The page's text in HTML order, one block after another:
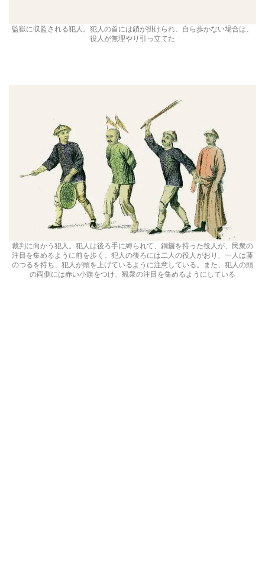
監獄に収監される犯人。犯人の首には鎖が掛けられ、自ら歩かない場合は、
役人が無理やり引っ立てた
裁判に向かう犯人。犯人は後ろ手に縛られて、銅鑼を持った役人が、民衆の
注目を集めるように前を歩く。犯人の後ろには二人の役人がおり、一人は藤
のつるを持ち、犯人が頭を上げているように注意している。また、犯人の頭
の両側には赤い小旗をつけ、観衆の注目を集めるようにしている